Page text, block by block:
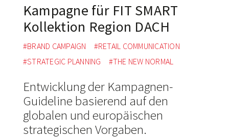
Kampagne für FIT SMART
Kollektion Region DACH
#BRAND CAMPAIGN
#RETAIL COMMUNICATION
#STRATEGIC PLANNING
#THE NEW NORMAL
Entwicklung der Kampagnen-
Guideline basierend auf den
globalen und europäischen
strategischen Vorgaben.